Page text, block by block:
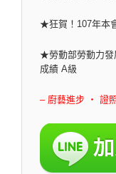
★狂賀！107年本
★勞動部勞動力發
成績 A級
– 廚藝進步 ‧ 證